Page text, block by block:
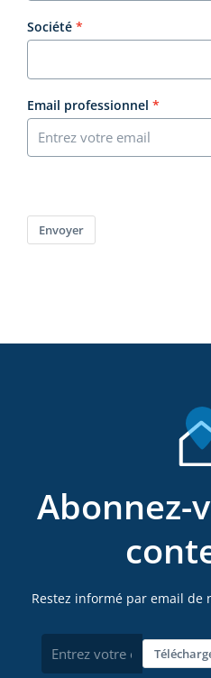
Société
Email professionnel
Envoyer
Abonnez-
Restez informé par email de